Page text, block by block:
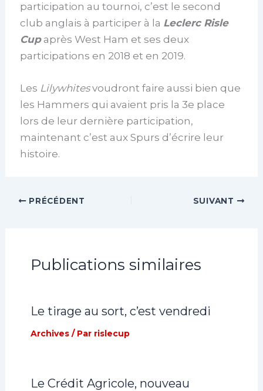
participation au tournoi, c’est le second
club anglais à participer à la Leclerc Risle
Cupaprès West Ham et ses deux
participations en 2018 et en 2019.
Les Lilywhitesvoudront faire aussi bien que
les Hammers qui avaient pris la 3e place
lors de leur dernière participation,
maintenant c’est aux Spurs d’écrire leur
histoire.
PRÉCÉDENT SUIVANT
Publications similaires
Le tirage au sort, c’est vendredi
Archives/ Par rislecup
Le Crédit Agricole, nouveau